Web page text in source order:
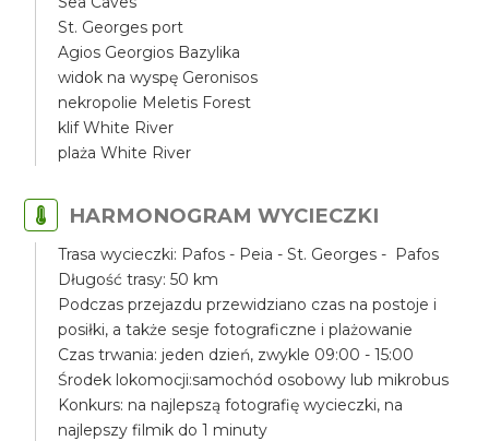
St. Georges port
Agios Georgios Bazylika
widok na wyspę Geronisos
nekropolie Meletis Forest
klif White River
plaża White River
HARMONOGRAM WYCIECZKI
Trasa wycieczki: Pafos - Peia - St. Georges - Pafos
Długość trasy: 50 km
Podczas przejazdu przewidziano czas na postoje i
posiłki, a także sesje fotograficzne i plażowanie
Czas trwania: jeden dzień, zwykle 09:00 - 15:00
Środek lokomocji:samochód osobowy lub mikrobus
Konkurs: na najlepszą fotografię wycieczki, na
najlepszy filmik do 1 minuty